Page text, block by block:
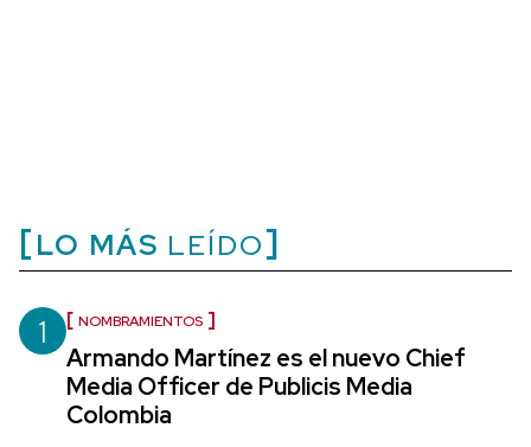
LO MÁS LEÍDO
1 NOMBRAMIENTOS
Armando Martínez es el nuevo Chief
Media Officer de Publicis Media
Colombia